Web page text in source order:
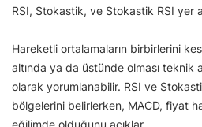
RSI, Stokastik, ve Stokastik RSI yer
Hareketli ortalamaların birbirlerini
altında ya da üstünde olması teknik
olarak yorumlanabilir. RSI ve
bölgelerini belirlerken, MACD, fiyat
eğilimde olduğunu açıklar.